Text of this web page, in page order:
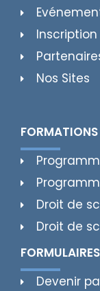
Inscription
Nos Sites
FORMATIONS
Droit de
Droit de
FORMULAIRES
Devenir